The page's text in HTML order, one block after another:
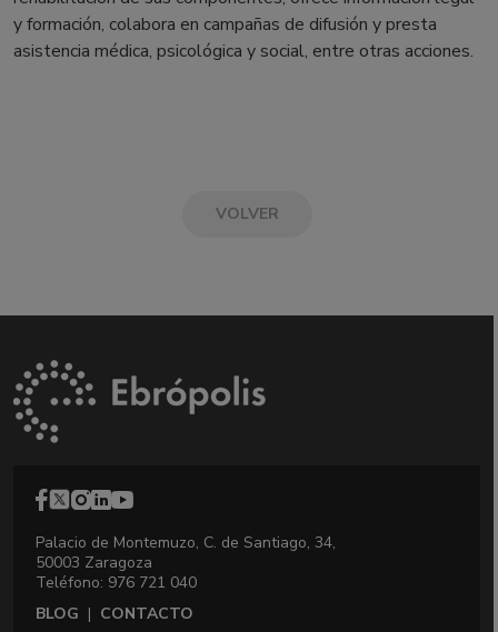
y formación, colabora en campañas de difusión y presta
asistencia médica, psicológica y social, entre otras acciones.
VOLVER
Palacio de Montemuzo, C. de Santiago, 34,
50003 Zaragoza
Teléfono: 976 721 040
BLOG | CONTACTO